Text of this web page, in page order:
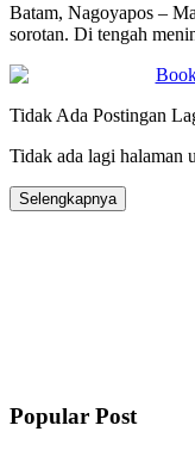
Batam, Nagoyapos –
sorotan. Di tengah
Tidak Ada Postingan
Tidak ada lagi halaman
Selengkapnya
Popular Post